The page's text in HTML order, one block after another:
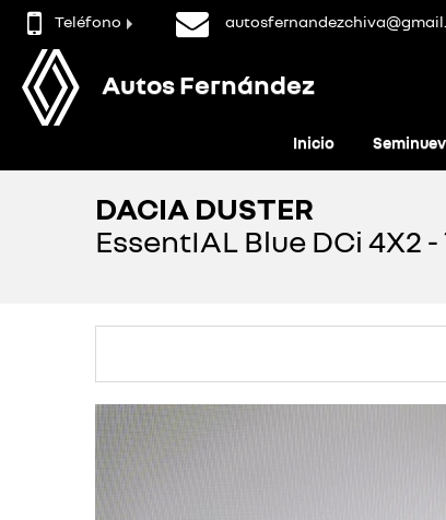
Teléfono
Autos Fernández
Inicio
DACIA DUSTER
EssentIAL Blue DCi 4X2 -